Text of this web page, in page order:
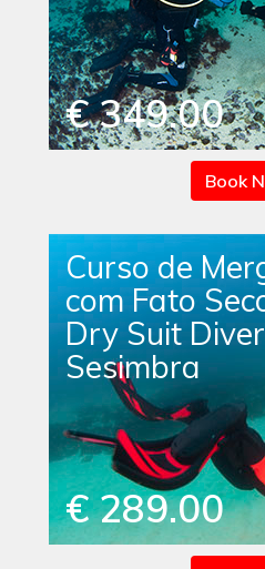
€ 349.00
Book
Curso de
com Fato
Dry Suit Diver
Sesimbra
€ 289.00